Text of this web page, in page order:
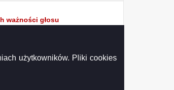
użytkowników. Pliki cookies
ważności głosu
Polskiej w okręgu